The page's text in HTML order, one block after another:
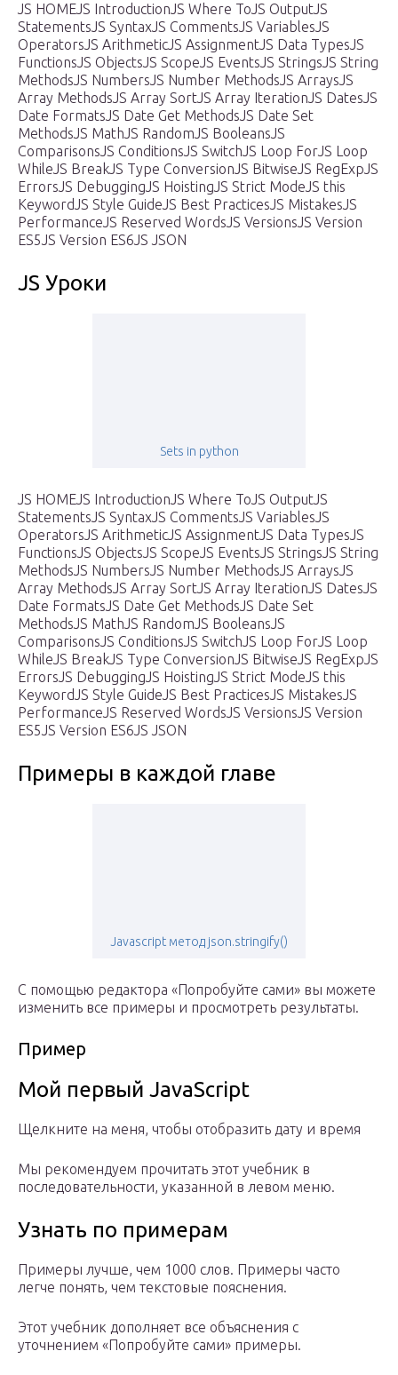
JS HOMEJS IntroductionJS Where ToJS OutputJS
StatementsJS SyntaxJS CommentsJS VariablesJS
OperatorsJS ArithmeticJS AssignmentJS Data TypesJS
FunctionsJS ObjectsJS ScopeJS EventsJS StringsJS String
MethodsJS NumbersJS Number MethodsJS ArraysJS
Array MethodsJS Array SortJS Array IterationJS DatesJS
Date FormatsJS Date Get MethodsJS Date Set
MethodsJS MathJS RandomJS BooleansJS
ComparisonsJS ConditionsJS SwitchJS Loop ForJS Loop
WhileJS BreakJS Type ConversionJS BitwiseJS RegExpJS
ErrorsJS DebuggingJS HoistingJS Strict ModeJS this
KeywordJS Style GuideJS Best PracticesJS MistakesJS
PerformanceJS Reserved WordsJS VersionsJS Version
ES5JS Version ES6JS JSON
JS Уроки
Sets in python
JS HOMEJS IntroductionJS Where ToJS OutputJS
StatementsJS SyntaxJS CommentsJS VariablesJS
OperatorsJS ArithmeticJS AssignmentJS Data TypesJS
FunctionsJS ObjectsJS ScopeJS EventsJS StringsJS String
MethodsJS NumbersJS Number MethodsJS ArraysJS
Array MethodsJS Array SortJS Array IterationJS DatesJS
Date FormatsJS Date Get MethodsJS Date Set
MethodsJS MathJS RandomJS BooleansJS
ComparisonsJS ConditionsJS SwitchJS Loop ForJS Loop
WhileJS BreakJS Type ConversionJS BitwiseJS RegExpJS
ErrorsJS DebuggingJS HoistingJS Strict ModeJS this
KeywordJS Style GuideJS Best PracticesJS MistakesJS
PerformanceJS Reserved WordsJS VersionsJS Version
ES5JS Version ES6JS JSON
Примеры в каждой главе
Javascript метод json.stringify()
С помощью редактора «Попробуйте сами» вы можете
изменить все примеры и просмотреть результаты.
Пример
Мой первый JavaScript
Щелкните на меня, чтобы отобразить дату и время
Мы рекомендуем прочитать этот учебник в
последовательности, указанной в левом меню.
Узнать по примерам
Примеры лучше, чем 1000 слов. Примеры часто
легче понять, чем текстовые пояснения.
Этот учебник дополняет все объяснения с
уточнением «Попробуйте сами» примеры.